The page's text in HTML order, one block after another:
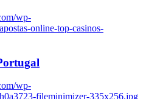
wp-
online-top-casinos-
wp-
fileminimizer-335x256.jpg